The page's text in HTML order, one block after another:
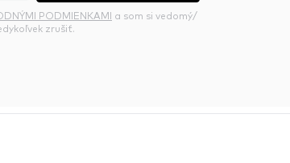
PODMIENKAMI a som si vedomý/
zrušiť.